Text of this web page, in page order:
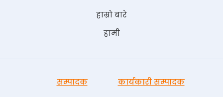
हाम्रो बारे
हामी
सम्पादक
कार्यकारी सम्पादक